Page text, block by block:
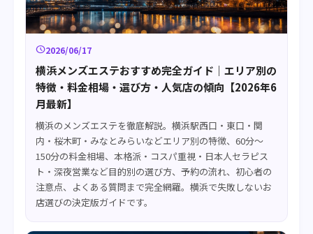
schedule2026/06/17
横浜メンズエステおすすめ完全ガイド｜エリア別の
特徴・料金相場・選び方・人気店の傾向【2026年6
月最新】
横浜のメンズエステを徹底解説。横浜駅西口・東口・関
内・桜木町・みなとみらいなどエリア別の特徴、60分〜
150分の料金相場、本格派・コスパ重視・日本人セラピス
ト・深夜営業など目的別の選び方、予約の流れ、初心者の
注意点、よくある質問まで完全網羅。横浜で失敗しないお
店選びの決定版ガイドです。